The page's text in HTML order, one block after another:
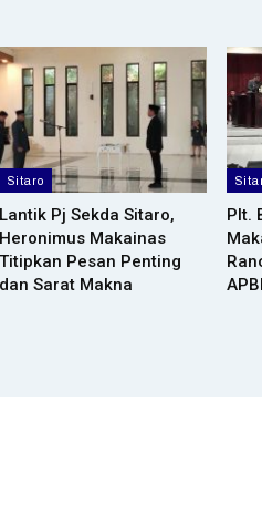
Sitaro
Lantik Pj Sekda Sitaro,
Heronimus Makainas
Titipkan Pesan Penting
dan Sarat Makna
Plt.